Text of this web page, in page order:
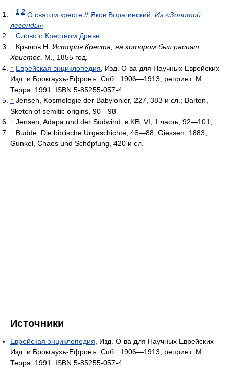
↑ 1 2 О святом кресте // Яков Ворагинский. Из «Золотой
легенды»
↑ Слово о Крестном Древе
↑ Крылов Н. История Креста, на котором был распят
Христос. М., 1855 год.
↑ Еврейская энциклопедия, Изд. О-ва для Научных Еврейских
Изд. и Брокгаузъ-Ефронъ. Спб.: 1906—1913; репринт: М.:
Терра, 1991. ISBN 5-85255-057-4.
↑ Jensen, Kosmologie der Babylonier, 227, 383 и сл.; Barton,
Sketch of semitic origins, 90—98
↑ Jensen, Adapa und der Südwind, в KB, VI, 1 часть, 92—101;
↑ Budde, Die biblische Urgeschichte, 46—88, Giessen, 1883;
Gunkel, Chaos und Schöpfung, 420 и сл.
Источники
Еврейская энциклопедия, Изд. О-ва для Научных Еврейских
Изд. и Брокгаузъ-Ефронъ. Спб.: 1906—1913; репринт: М.:
Терра, 1991. ISBN 5-85255-057-4.